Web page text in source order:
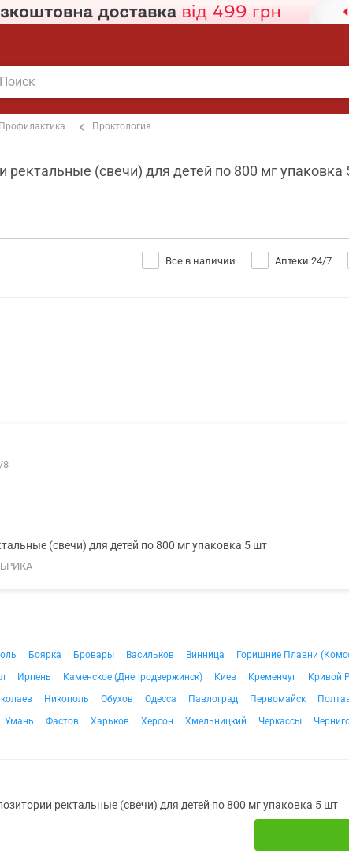
Профилактика Проктология
ректальные (свечи) для детей по 800 мг
Все в наличии Аптеки 24/7
8
(свечи) для детей по 800 мг упаковка 5 шт
Боярка Бровары Васильков Винница Горишние Плавни
Ирпень Каменское (Днепродзержинск) Киев Кременчуг Кривой
Никополь Обухов Одесса Павлоград Первомайск
Умань Фастов Харьков Херсон Хмельницкий Черкассы
ректальные (свечи) для детей по 800 мг упаковка 5 шт